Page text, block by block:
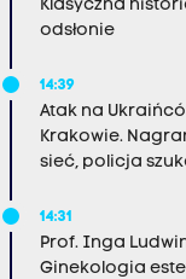
Klasyczna
odsłonie
14:39
Atak na
Krakowie.
sieć, policja
14:31
Prof. Inga
Ginekologia